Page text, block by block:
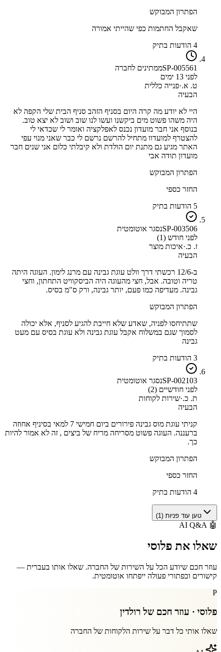
הפתרון המבוקש
שאקבל החתמות כפי שהייתי אמורה
4 הודעות בתיק
SP-005561ממתינים לחברה
לפני 13 ימים
ט. א.·פנייה כללית
הבעיה
היי לא יודע מה קרה היום בסניף הזהב סניף הבית שלי הקפה לא
היה משהו פשוט מים ביקשנו ועשו לנו שוב ושוב לא יצא טוב.
בנוסף אני חבר מועדון נכנס לאפלקציה ואומר לי שכדאי לי
להצטרף למועדוו מתחיל להרשם נרשם לי כבר שאני מנוי עפי
האתר מגיע גם מתנת יום הולדת ולא קיבלתי כלום אני שנים חבר
מועדון תודה אבי
הפתרון המבוקש
החזר כספי
5 הודעות בתיק
SP-003506נסגר אוטומטית
לפני חודש (1)
ז. כ.·איכות מוצר
הבעיה
ב-12/6 רכשתי דרך וולט עוגת גבינה עם מרנג לימון. העוגה היתה
טריה וטובה. אבל, חצי מהעוגה היה הביסקוויט התחתון, וחצי
גבינה. מעדיפה כמו פעם, יותר גבינה, ורק ס"מ בסיס.
הפתרון המבוקש
שתתיחסו לפניה, שאדע שלא חייבת להגיע לסניף, אלא יכולה
לסמוך שגם במשלוח אקבל עוגת גבינה ולא עוגת בסיס עם מעט
גבינה
3 הודעות בתיק
SP-002103נסגר אוטומטית
לפני חודשיים (2)
ת. כ.·שירות לקוחות
הבעיה
קניתי עוגת מוס גבינה פירורים ביום חמישי 7 למאי בסיניף אחוזה
ברעננה. העוגה פשוט מסריחה מריח של ביצים , זה לא אמור להיות
כך.
הפתרון המבוקש
החזר כספי
4 הודעות בתיק
טען עוד פניות (1
)
🤖
AI Q&A
שאלו את פלוסי
עוזר חכם שיודע הכל על השירות של החברה. שאלו אותו בעברית —
קישורים וכפתורי פעולה ייפתחו אוטומטית.
P
פלוסי · עוזר חכם של רולדין
שאלו אותי כל דבר על שירות הלקוחות של החברה